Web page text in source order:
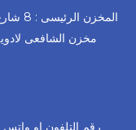
مخزن الشافعى